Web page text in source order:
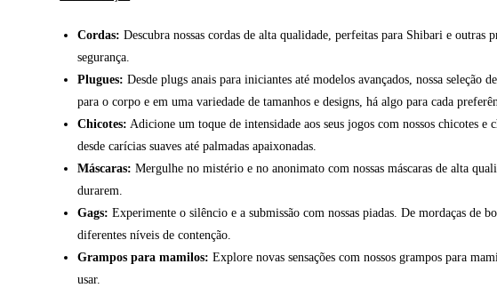
Cordas: Descubra nossas cordas de alta qualidade, perfeitas para Shibari e
segurança.
Plugues: Desde plugs anais para iniciantes até modelos avançados, nossa
para o corpo e em uma variedade de tamanhos e designs, há algo para cada
Chicotes: Adicione um toque de intensidade aos seus jogos com nossos chicotes
desde carícias suaves até palmadas apaixonadas.
Máscaras: Mergulhe no mistério e no anonimato com nossas máscaras de alta
durarem.
Gags: Experimente o silêncio e a submissão com nossas piadas. De mordaças de
diferentes níveis de contenção.
Grampos para mamilos: Explore novas sensações com nossos grampos para
usar.